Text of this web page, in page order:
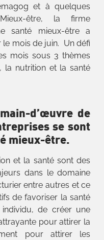
et à quelques
être, la firme
santé mieux-être a
le mois de juin. Un défi
mois sous 3 thèmes
la nutrition et la santé
d’œuvre de
se sont
mieux-être.
et la santé sont des
dans le domaine
entre autres et ce
de favoriser la santé
individu, de créer une
pour attirer la
pour attirer les